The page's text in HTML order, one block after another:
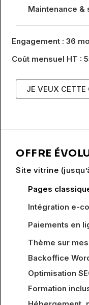
Maintenance &
Engagement : 36
Coût mensuel HT :
JE VEUX CETTE
OFFRE
Site vitrine
Pages
Intégration e-
Paiements en
Thème sur
Backoffice
Optimisation
Formation